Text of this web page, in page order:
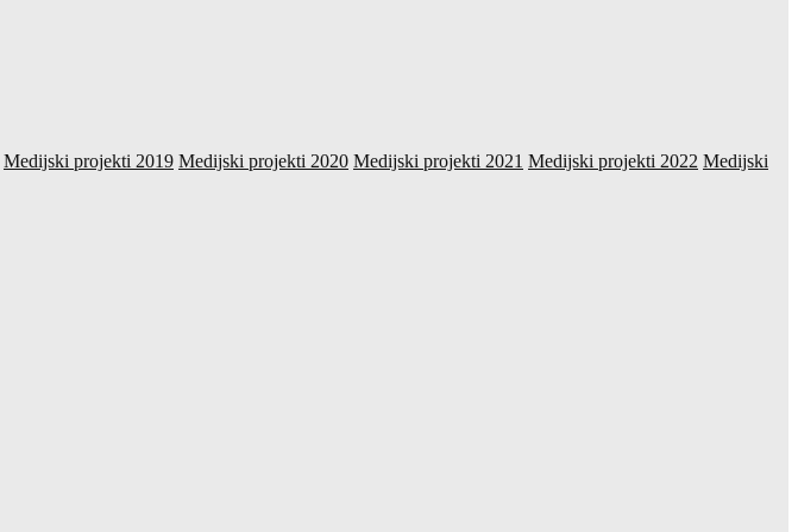
Medijski projekti 2019 Medijski projekti 2020 Medijski projekti 2021 Medijski projekti 2022 Medijski